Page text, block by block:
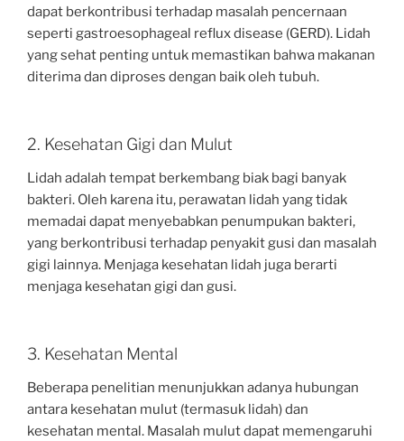
dapat berkontribusi terhadap masalah pencernaan
seperti gastroesophageal reflux disease (GERD). Lidah
yang sehat penting untuk memastikan bahwa makanan
diterima dan diproses dengan baik oleh tubuh.
2. Kesehatan Gigi dan Mulut
Lidah adalah tempat berkembang biak bagi banyak
bakteri. Oleh karena itu, perawatan lidah yang tidak
memadai dapat menyebabkan penumpukan bakteri,
yang berkontribusi terhadap penyakit gusi dan masalah
gigi lainnya. Menjaga kesehatan lidah juga berarti
menjaga kesehatan gigi dan gusi.
3. Kesehatan Mental
Beberapa penelitian menunjukkan adanya hubungan
antara kesehatan mulut (termasuk lidah) dan
kesehatan mental. Masalah mulut dapat memengaruhi